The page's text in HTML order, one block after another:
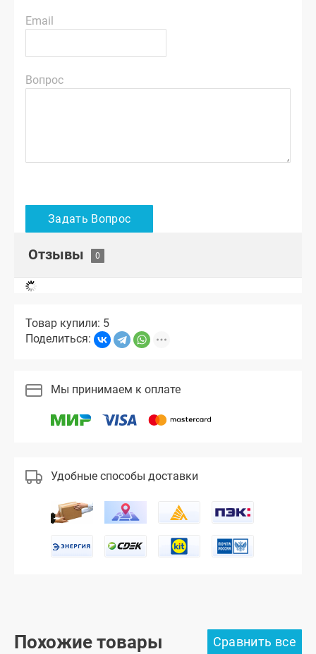
Email
Вопрос
Отзывы
Товар купили: 5
Поделиться:
Мы принимаем к оплате
Удобные способы доставки
Похожие товары